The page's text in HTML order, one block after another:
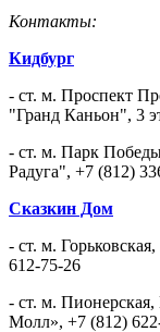
Контакты:
Кидбург
- ст. м. Проспект
"Гранд Каньон", 3
- ст. м. Парк
Радуга", +7 (812)
Сказкин Дом
- ст. м.
612-75-26
- ст. м.
Молл», +7 (812)